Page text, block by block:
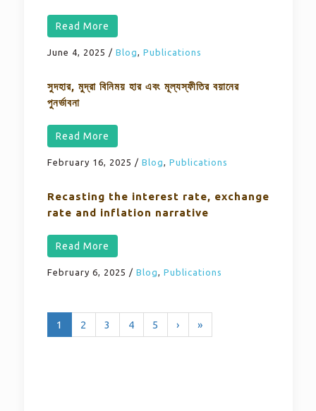
Read More
June 4, 2025 / Blog, Publications
সুদহার, মুদ্রা বিনিময় হার এবং মূল্যস্ফীতির বয়ানের
পুনর্ভাবনা
Read More
February 16, 2025 / Blog, Publications
Recasting the interest rate, exchange
rate and inflation narrative
Read More
February 6, 2025 / Blog, Publications
1 2 3 4 5 › »